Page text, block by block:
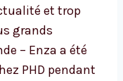
et trop
grands
– Enza a été
PHD pendant